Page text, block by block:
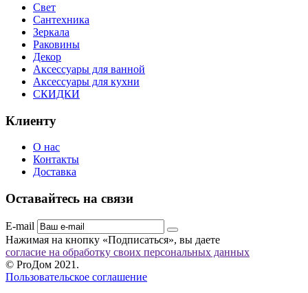
Свет
Сантехника
Зеркала
Раковины
Декор
Аксессуары для ванной
Аксессуары для кухни
СКИДКИ
Клиенту
О нас
Контакты
Доставка
Оставайтесь на связи
E-mail
Нажимая на кнопку «Подписаться», вы даете
согласие на обработку своих персональных данных
© ProДом 2021.
Пользовательское соглашение